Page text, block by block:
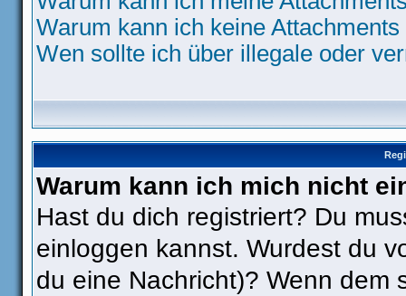
Warum kann ich keine
Wen sollte ich über illegale oder
Warum kann ich mich nicht
Hast du dich registriert? Du
einloggen kannst. Wurdest du
du eine Nachricht)? Wenn dem